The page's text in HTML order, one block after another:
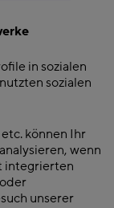
in sozialen
sozialen
können Ihr
wenn
integrierten
unserer